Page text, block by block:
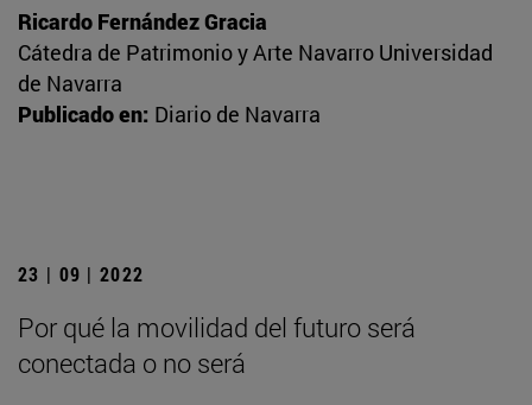
Ricardo Fernández Gracia
Cátedra de Patrimonio y Arte Navarro Universidad
de Navarra
Publicado en: Diario de Navarra
23 | 09 | 2022
Por qué la movilidad del futuro será
conectada o no será